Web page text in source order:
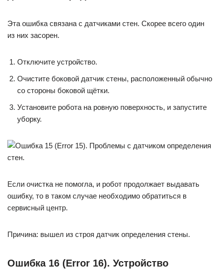
Эта ошибка связана с датчиками стен. Скорее всего один
из них засорен.
Отключите устройство.
Очистите боковой датчик стены, расположенный обычно
со стороны боковой щётки.
Установите робота на ровную поверхность, и запустите
уборку.
Если очистка не помогла, и робот продолжает выдавать
ошибку, то в таком случае необходимо обратиться в
сервисный центр.
Причина: вышел из строя датчик определения стены.
Ошибка 16 (Error 16). Устройство